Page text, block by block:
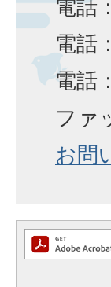
電話
電話
電話
ファ
お問